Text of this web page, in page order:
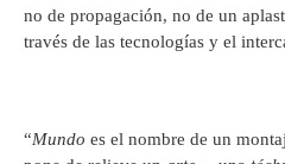
no de propagación, no de un
través de las tecnologías y el
“Mundo es el nombre de un